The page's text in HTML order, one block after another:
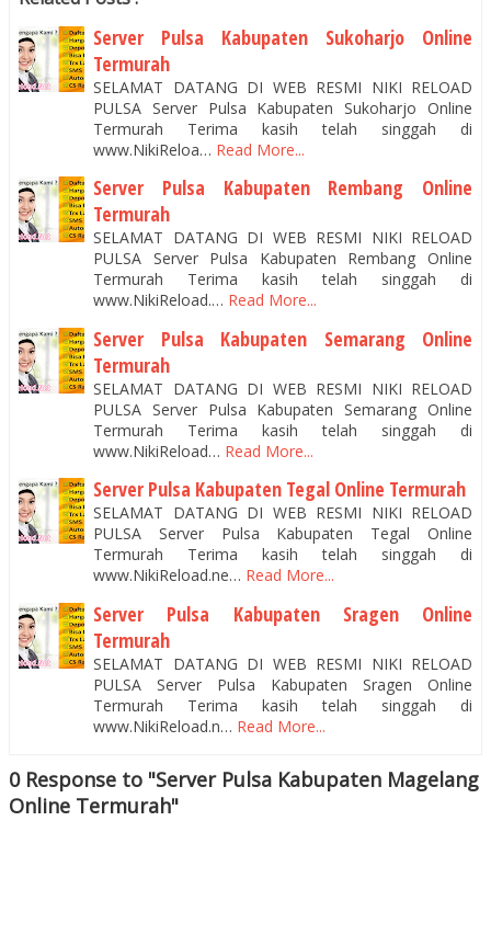
Server Pulsa Kabupaten Sukoharjo Online
Termurah
SELAMAT DATANG DI WEB RESMI NIKI RELOAD
PULSA Server Pulsa Kabupaten Sukoharjo Online
Termurah Terima kasih telah singgah di
www.NikiReloa… Read More...
Server Pulsa Kabupaten Rembang Online
Termurah
SELAMAT DATANG DI WEB RESMI NIKI RELOAD
PULSA Server Pulsa Kabupaten Rembang Online
Termurah Terima kasih telah singgah di
www.NikiReload.… Read More...
Server Pulsa Kabupaten Semarang Online
Termurah
SELAMAT DATANG DI WEB RESMI NIKI RELOAD
PULSA Server Pulsa Kabupaten Semarang Online
Termurah Terima kasih telah singgah di
www.NikiReload… Read More...
Server Pulsa Kabupaten Tegal Online Termurah
SELAMAT DATANG DI WEB RESMI NIKI RELOAD
PULSA Server Pulsa Kabupaten Tegal Online
Termurah Terima kasih telah singgah di
www.NikiReload.ne… Read More...
Server Pulsa Kabupaten Sragen Online
Termurah
SELAMAT DATANG DI WEB RESMI NIKI RELOAD
PULSA Server Pulsa Kabupaten Sragen Online
Termurah Terima kasih telah singgah di
www.NikiReload.n… Read More...
0 Response to "Server Pulsa Kabupaten Magelang
Online Termurah"